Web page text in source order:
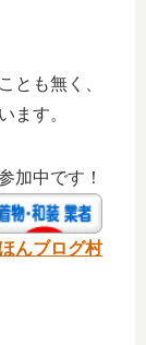
とも無く、
ます。
加中です！
んブログ村